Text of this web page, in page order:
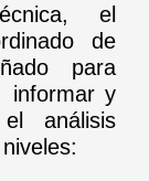
el
de
para
informar y
análisis